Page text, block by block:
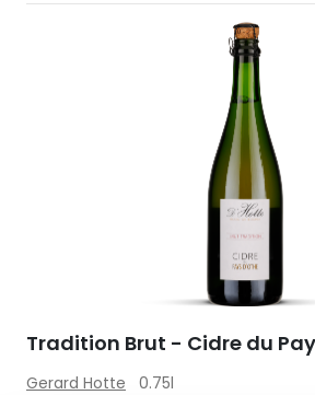
Tradition Brut - Cidre du
Gerard Hotte 0.75l